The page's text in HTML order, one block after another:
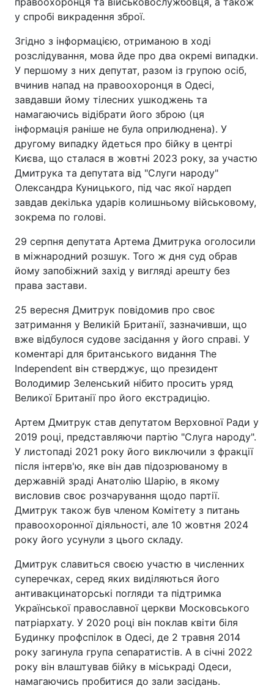
у спробі викрадення зброї.
Згідно з інформацією, отриманою в ході
розслідування, мова йде про два окремі випадки.
У першому з них депутат, разом із групою осіб,
вчинив напад на правоохоронця в Одесі,
завдавши йому тілесних ушкоджень та
намагаючись відібрати його зброю (ця
інформація раніше не була оприлюднена). У
другому випадку йдеться про бійку в центрі
Києва, що сталася в жовтні 2023 року, за участю
Дмитрука та депутата від "Слуги народу"
Олександра Куницького, під час якої нардеп
завдав декілька ударів колишньому військовому,
зокрема по голові.
29 серпня депутата Артема Дмитрука оголосили
в міжнародний розшук. Того ж дня суд обрав
йому запобіжний захід у вигляді арешту без
права застави.
25 вересня Дмитрук повідомив про своє
затримання у Великій Британії, зазначивши, що
вже відбулося судове засідання у його справі. У
коментарі для британського видання The
Independent він стверджує, що президент
Володимир Зеленський нібито просить уряд
Великої Британії про його екстрадицію.
Артем Дмитрук став депутатом Верховної Ради у
2019 році, представляючи партію "Слуга народу".
У листопаді 2021 року його виключили з фракції
після інтерв'ю, яке він дав підозрюваному в
державній зраді Анатолію Шарію, в якому
висловив своє розчарування щодо партії.
Дмитрук також був членом Комітету з питань
правоохоронної діяльності, але 10 жовтня 2024
року його усунули з цього складу.
Дмитрук славиться своєю участю в численних
суперечках, серед яких виділяються його
антивакцинаторські погляди та підтримка
Української православної церкви Московського
патріархату. У 2020 році він поклав квіти біля
Будинку профспілок в Одесі, де 2 травня 2014
року загинула група сепаратистів. А в січні 2022
року він влаштував бійку в міськраді Одеси,
намагаючись пробитися до зали засідань.